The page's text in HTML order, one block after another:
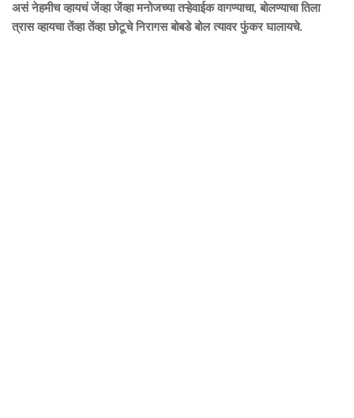
असं नेहमीच व्हायचं जेंव्हा जेंव्हा मनोजच्या तऱ्हेवाईक वागण्याचा, बोलण्याचा तिला
त्रास व्हायचा तेंव्हा तेंव्हा छोटूचे निरागस बोबडे बोल त्यावर फुंकर घालायचे.